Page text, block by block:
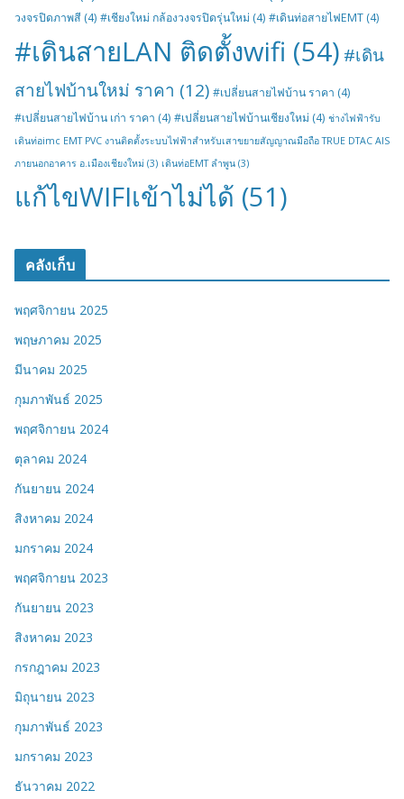
วงจรปิดภาพสี (4) #เชียงใหม่ กล้องวงจรปิดรุ่นใหม่ (4) #เดินท่อสายไฟEMT (4)
#เดินสายLAN ติดตั้งwifi (54) #เดิน
สายไฟบ้านใหม่ ราคา (12) #เปลี่ยนสายไฟบ้าน ราคา (4)
#เปลี่ยนสายไฟบ้าน เก่า ราคา (4) #เปลี่ยนสายไฟบ้านเชียงใหม่ (4) ช่างไฟฟ้ารับ
เดินท่อimc EMT PVC งานติดตั้งระบบไฟฟ้าสำหรับเสาขยายสัญญาณมือถือ TRUE DTAC AIS
ภายนอกอาคาร อ.เมืองเชียงใหม่ (3) เดินท่อEMT ลำพูน (3)
แก้ไขWIFIเข้าไม่ได้ (51)
คลังเก็บ
พฤศจิกายน 2025
พฤษภาคม 2025
มีนาคม 2025
กุมภาพันธ์ 2025
พฤศจิกายน 2024
ตุลาคม 2024
กันยายน 2024
สิงหาคม 2024
มกราคม 2024
พฤศจิกายน 2023
กันยายน 2023
สิงหาคม 2023
กรกฎาคม 2023
มิถุนายน 2023
กุมภาพันธ์ 2023
มกราคม 2023
ธันวาคม 2022